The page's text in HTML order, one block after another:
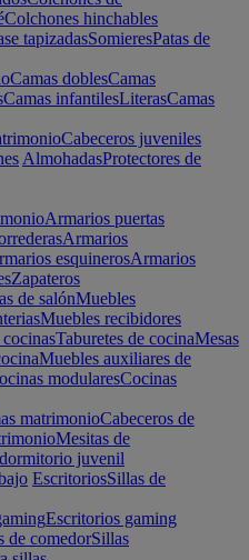
Colchones hinchables
tapizadasSomieresPatas de
Camas doblesCamas
Camas infantilesLiterasCamas
Cabeceros juveniles
AlmohadasProtectores de
Armarios puertas
Armarios
esquinerosArmarios
Zapateros
de salónMuebles
Muebles recibidores
Taburetes de cocinaMesas
Muebles auxiliares de
modularesCocinas
matrimonioCabeceros de
Mesitas de
juvenil
EscritoriosSillas de
Escritorios gaming
de comedorSillas